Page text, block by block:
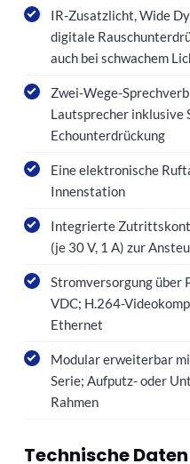
IR-Zusatzlicht, Wide
digitale
auch bei schwachem
Zwei-Wege-
Lautsprecher inklusive
Echounterdrückung
Eine elektronische
Innenstation
Integrierte
(je 30 V, 1 A) zur
Stromversorgung über
VDC; H.264-
Ethernet
Modular erweiterbar
Serie; Aufputz- oder
Rahmen
Technische Daten